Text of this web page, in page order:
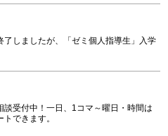
しましたが、「ゼミ個人指導生」入学
受付中！一日、1コマ～曜日・時間は
できます。